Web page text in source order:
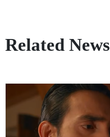
Related News